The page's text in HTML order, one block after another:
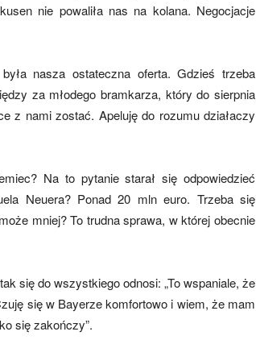
nie powaliła nas na kolana. Negocjacje
nasza ostateczna oferta. Gdzieś trzeba
za młodego bramkarza, który do sierpnia
z nami zostać. Apeluję do rozumu działaczy
Na to pytanie starał się odpowiedzieć
Neuera? Ponad 20 mln euro. Trzeba się
mniej? To trudna sprawa, w której obecnie
się do wszystkiego odnosi: „To wspaniale, że
się w Bayerze komfortowo i wiem, że mam
się zakończy”.